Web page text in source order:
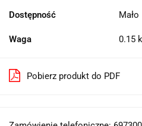
Dostępność Mało
Waga 0.15
Pobierz produkt do PDF